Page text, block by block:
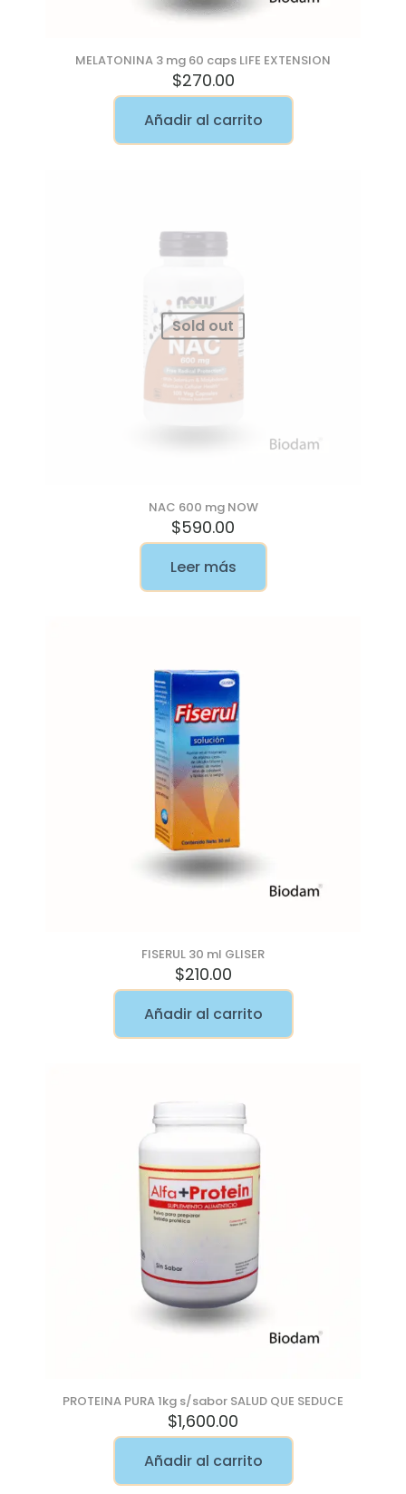
MELATONINA 3 mg 60 caps LIFE EXTENSION
$270.00
Añadir al carrito
Sold out
NAC 600 mg NOW
$590.00
Leer más
FISERUL 30 ml GLISER
$210.00
Añadir al carrito
PROTEINA PURA 1kg s/sabor SALUD QUE SEDUCE
$1,600.00
Añadir al carrito